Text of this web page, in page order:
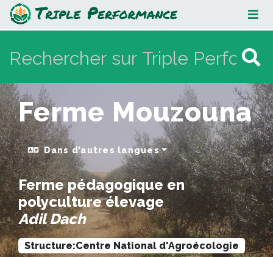
Ferme Mouzouna
Ferme Mouzouna
Dans d’autres langues
Ferme pédagogique en
polyculture élevage
Adil Dach
Structure:Centre National d'Agroécologie